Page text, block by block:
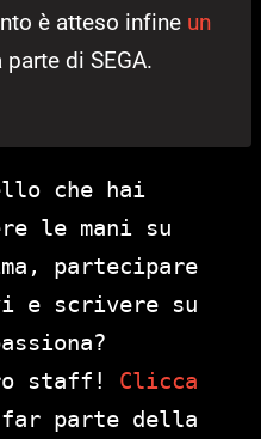
è atteso infine un
parte di SEGA.
che hai
le mani su
partecipare
e scrivere su
staff! Clicca
parte della